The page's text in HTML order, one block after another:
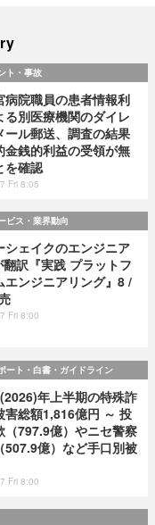
ト・事故
病院職員の患者情報利
る別医療機関のダイレ
ール郵送、調査の結果
金銭的利益の受領が無
を確認
Fri 8:05
ビス・業界動向
シェイクのエンジニア
訳『実践 プラットフ
エンジニアリング』8 /
Fri 8:00
ート・白書・ガイドライン
年上半期の特殊詐
害総額1,816億円 ～ 投
（797.9億）やニセ警察
507.9億）など手口別被
Fri 8:00